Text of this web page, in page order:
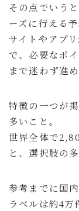
その点でいう
ーズに行える予
サイトやアプ
で、必要なポ
まで迷わず進め
特徴の一つが
多いこと。
世界全体で
と、選択肢の
参考までに国
ラベルは約4万